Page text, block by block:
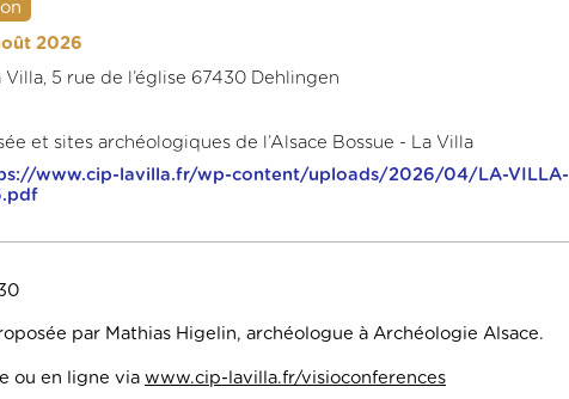
2026
Villa, 5 rue de l’église 67430 Dehlingen
et sites archéologiques de l’Alsace Bossue - La Villa
www.cip-lavilla.fr/wp-content/uploads/2026/04/LA-VILLA-
par Mathias Higelin, archéologue à Archéologie Alsace.
ou en ligne via www.cip-lavilla.fr/visioconferences